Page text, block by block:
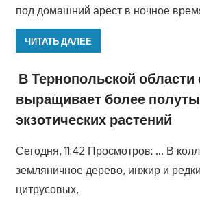
под домашний арест в ночное
ЧИТАТЬ ДАЛЕЕ
В Тернопольской области
выращивает более
экзотических растений
Сегодня, 11:42 Просмотров: … В
земляничное дерево, инжир и
цитрусовых,